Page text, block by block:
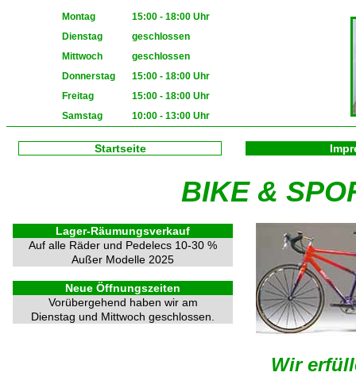
Montag
15:00 - 18:00 Uhr
Dienstag
geschlossen
Mittwoch
geschlossen
Donnerstag
15:00 - 18:00 Uhr
Freitag
15:00 - 18:00 Uhr
Samstag
10:00 - 13:00 Uhr
Startseite
BIKE &
Lager-Räumungsverkauf
Auf alle Räder und Pedelecs 10-30 %
Außer Modelle 2025
Neue Öffnungszeiten
Vorübergehend haben wir am
Dienstag und Mittwoch geschlossen.
Wir